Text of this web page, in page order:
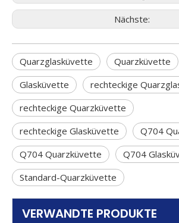
Nächste:
Quarzglasküvette
Quarzküvette
Glasküvette
rechteckige
rechteckige Quarzküvette
rechteckige Glasküvette
Q704
Q704 Quarzküvette
Q704
Standard-Quarzküvette
VERWANDTE PRODUKTE